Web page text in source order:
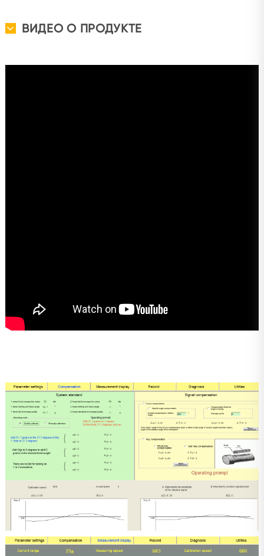
ВИДЕО О ПРОДУКТЕ